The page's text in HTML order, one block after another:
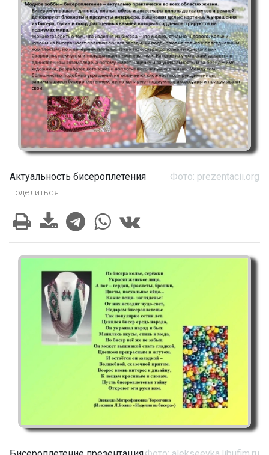
Актуальность бисероплетения Фото: prezentacii.org
Поделиться: